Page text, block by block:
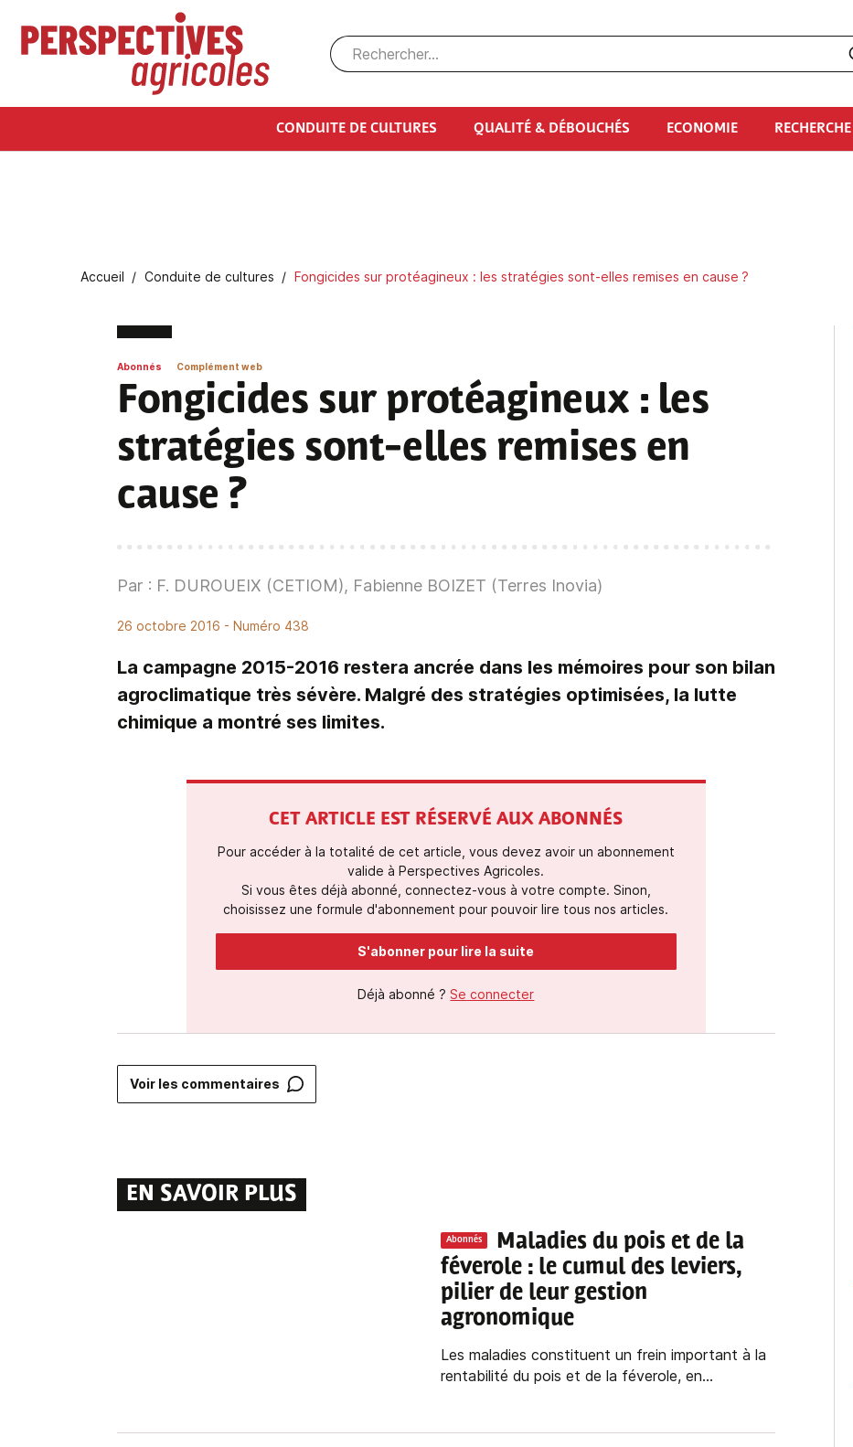
Aller au contenu principal
CONDUITE DE CULTURES QUALITÉ & DÉBOUCHÉS ECONOMIE
Fil d'Ariane
Accueil Conduite de cultures Fongicides sur protéagineux : les stratégies sont-elles remises en cause ?
Abonnés Complément web
Fongicides sur protéagineux : les
stratégies sont-elles remises en
cause ?
Par : F. DUROUEIX (CETIOM), Fabienne BOIZET (Terres Inovia)
26 octobre 2016 - Numéro 438
La campagne 2015-2016 restera ancrée dans les mémoires pour son bilan
agroclimatique très sévère. Malgré des stratégies optimisées, la lutte
chimique a montré ses limites.
CET ARTICLE EST RÉSERVÉ AUX ABONNÉS
Pour accéder à la totalité de cet article, vous devez avoir un abonnement
valide à Perspectives Agricoles.
Si vous êtes déjà abonné, connectez-vous à votre compte. Sinon,
choisissez une formule d'abonnement pour pouvoir lire tous nos articles.
S'abonner pour lire la suite
Déjà abonné ? Se connecter
Voir les commentaires
EN SAVOIR PLUS
Abonnés
Maladies du pois et de la
féverole : le cumul des leviers,
pilier de leur gestion
agronomique
Les maladies constituent un frein important à la
rentabilité du pois et de la féverole, en...